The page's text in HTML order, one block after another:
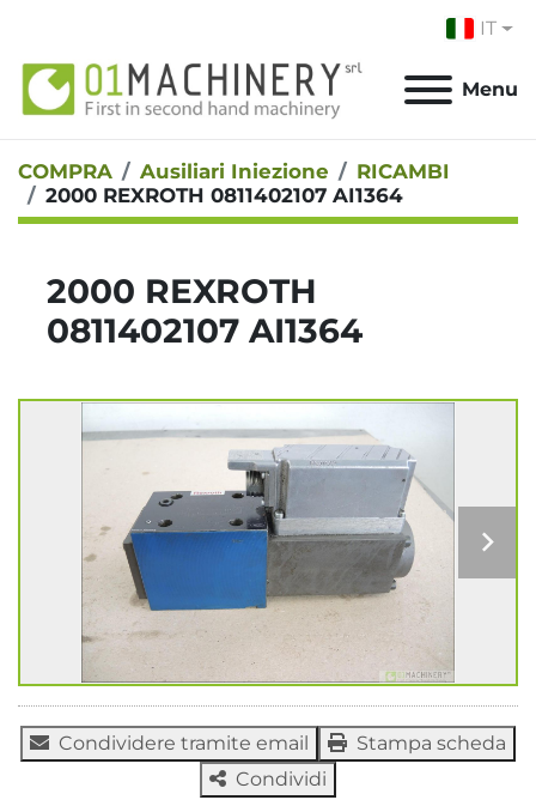
IT
Menu
COMPRA Ausiliari Iniezione
RICAMBI
2000 REXROTH 0811402107 AI1364
2000 REXROTH
0811402107 AI1364
Condividere tramite email
Stampa scheda
Condividi